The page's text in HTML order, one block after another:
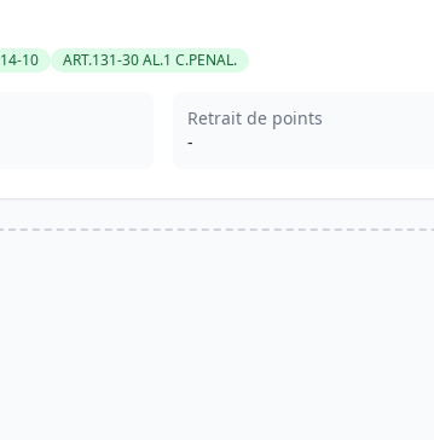
10 ART.131-30 AL.1 C.PENAL.
Retrait de points
-